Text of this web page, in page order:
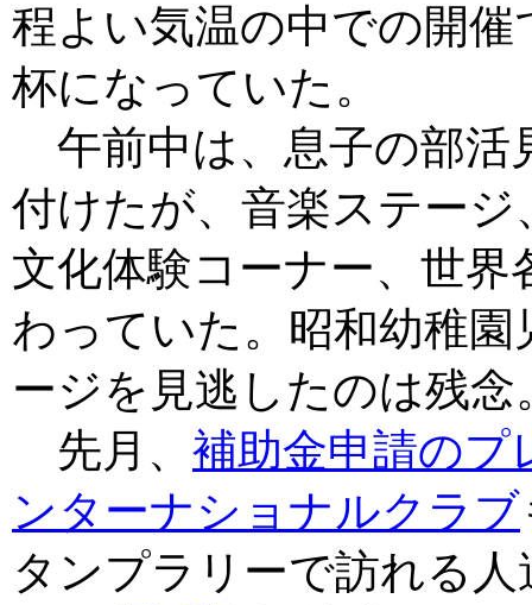
程よい気温の中での開
杯になっていた。
午前中は、息子の部活
付けたが、音楽ステー
文化体験コーナー、世
わっていた。昭和幼稚
ージを見逃したのは残念
先月、 補助金申請のプ
ンターナショナルクラブ
タンプラリーで訪れる